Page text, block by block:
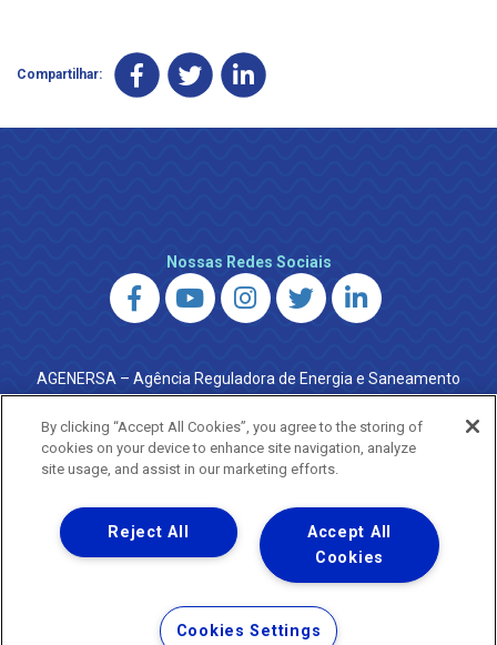
Compartilhar:
Nossas Redes Sociais
AGENERSA – Agência Reguladora de Energia e Saneamento
do Estado do Rio de Janeiro
0800 024 9040 · (21) 2332-6457 (WhatsApp) ·
ouvidoria@agenersa.rj.gov.br/ouvidoria.agenersa@gmail.com
·http://www.agenersa.rj.gov.br
Uma empresa
Copyright ® 2026 - Todos os Direitos Reservados.
Termos Gerais de Uso de Sites e Aplicativos
By clicking “Accept All Cookies”, you agree to the storing of
cookies on your device to enhance site navigation, analyze
site usage, and assist in our marketing efforts.
Accept All
Cookies
Reject All
Cookies Settings